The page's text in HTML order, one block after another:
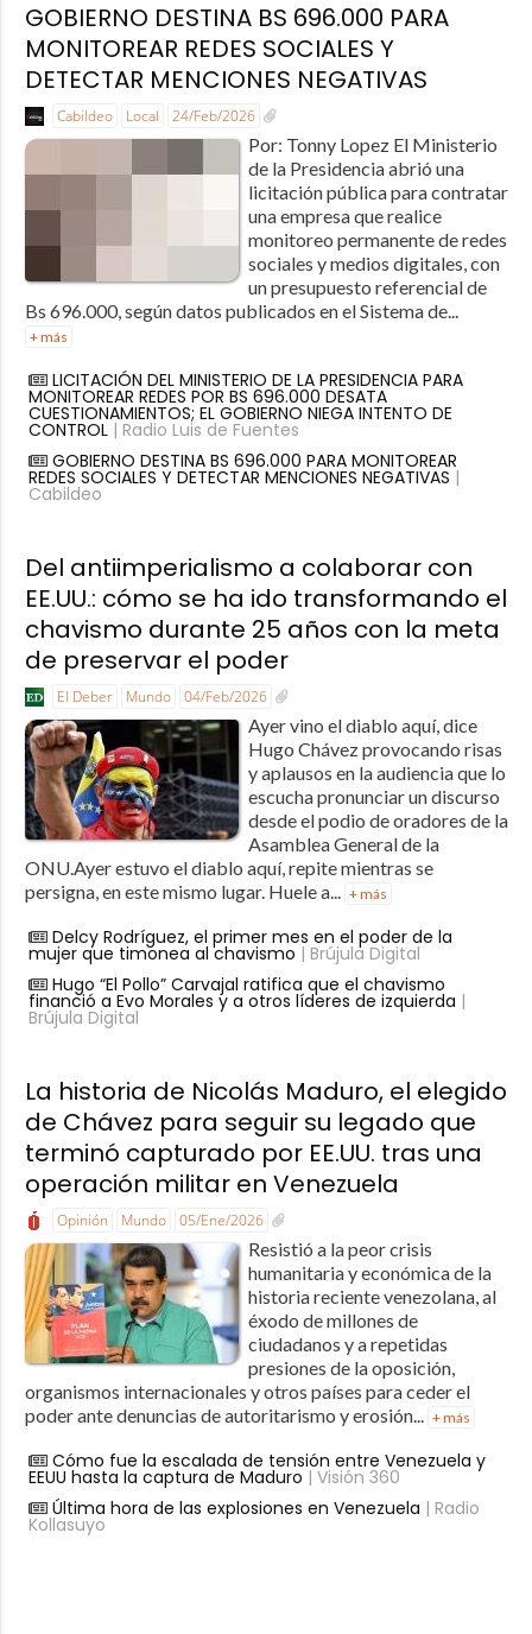
GOBIERNO DESTINA BS 696.000 PARA
MONITOREAR REDES SOCIALES Y
DETECTAR MENCIONES NEGATIVAS
Cabildeo Local 24/Feb/2026
Por: Tonny Lopez El Ministerio
de la Presidencia abrió una
licitación pública para contratar
una empresa que realice
monitoreo permanente de redes
sociales y medios digitales, con
un presupuesto referencial de
Bs 696.000, según datos publicados en el Sistema de...
+ más
LICITACIÓN DEL MINISTERIO DE LA PRESIDENCIA PARA
MONITOREAR REDES POR BS 696.000 DESATA
CUESTIONAMIENTOS; EL GOBIERNO NIEGA INTENTO DE
CONTROL| Radio Luis de Fuentes
GOBIERNO DESTINA BS 696.000 PARA MONITOREAR
REDES SOCIALES Y DETECTAR MENCIONES NEGATIVAS |
Cabildeo
Del antiimperialismo a colaborar con
EE.UU.: cómo se ha ido transformando el
chavismo durante 25 años con la meta
de preservar el poder
El Deber Mundo 04/Feb/2026
Ayer vino el diablo aquí, dice
Hugo Chávez provocando risas
y aplausos en la audiencia que lo
escucha pronunciar un discurso
desde el podio de oradores de la
Asamblea General de la
ONU.Ayer estuvo el diablo aquí, repite mientras se
persigna, en este mismo lugar. Huele a... + más
Delcy Rodríguez, el primer mes en el poder de la
mujer que timonea al chavismo | Brújula Digital
Hugo “El Pollo” Carvajal ratifica que el chavismo
financió a Evo Morales y a otros líderes de izquierda |
Brújula Digital
La historia de Nicolás Maduro, el elegido
de Chávez para seguir su legado que
terminó capturado por EE.UU. tras una
operación militar en Venezuela
Opinión Mundo 05/Ene/2026
Resistió a la peor crisis
humanitaria y económica de la
historia reciente venezolana, al
éxodo de millones de
ciudadanos y a repetidas
presiones de la oposición,
organismos internacionales y otros países para ceder el
poder ante denuncias de autoritarismo y erosión... + más
Cómo fue la escalada de tensión entre Venezuela y
EEUU hasta la captura de Maduro | Visión 360
Última hora de las explosiones en Venezuela | Radio
Kollasuyo